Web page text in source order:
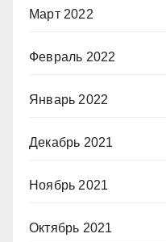
Март 2022
Февраль 2022
Январь 2022
Декабрь 2021
Ноябрь 2021
Октябрь 2021